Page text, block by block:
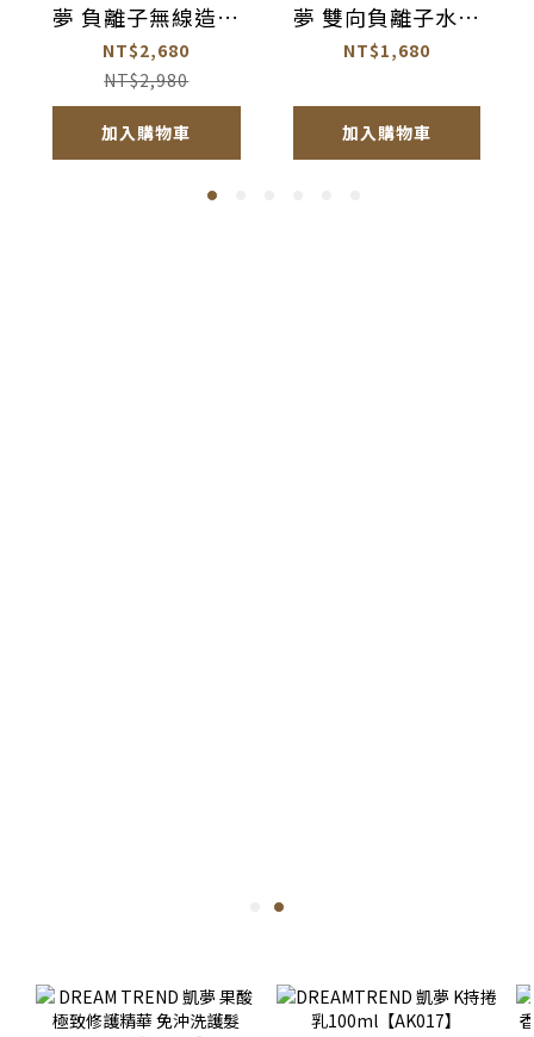
夢 負離子無線造型
梳【AC003】
NT$2,680
NT$2,980
加入購物車
夢 雙向負離子水光
離子夾【AC005】
NT$1,680
加入購物車